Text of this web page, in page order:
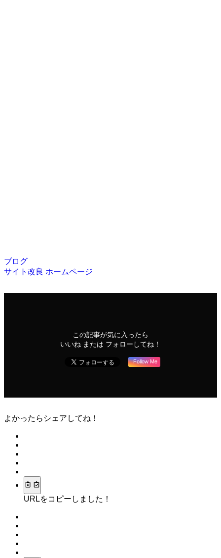
ブログ
サイト改良 ホームページ
この記事が気に入ったら
いいね または フォローしてね！
Follow Me
よかったらシェアしてね！
URLをコピーしました！